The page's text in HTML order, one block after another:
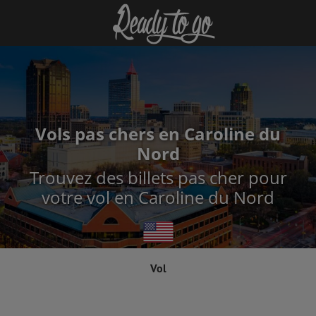
Vols pas chers en Caroline du
Nord
Trouvez des billets pas cher pour
votre vol en Caroline du Nord
Vol